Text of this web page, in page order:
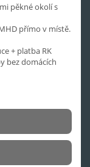
pěkné okolí s
přímo v místě.
+ platba RK
bez domácích